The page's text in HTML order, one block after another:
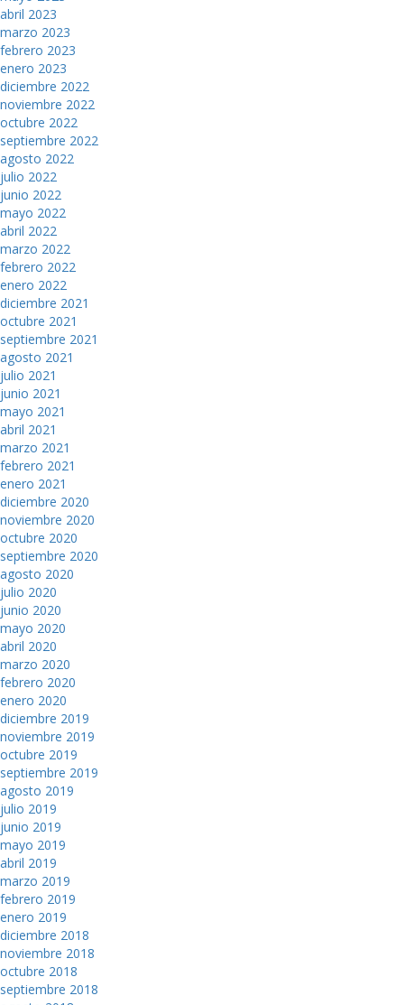
abril 2023
marzo 2023
febrero 2023
enero 2023
diciembre 2022
noviembre 2022
octubre 2022
septiembre 2022
agosto 2022
julio 2022
junio 2022
mayo 2022
abril 2022
marzo 2022
febrero 2022
enero 2022
diciembre 2021
octubre 2021
septiembre 2021
agosto 2021
julio 2021
junio 2021
mayo 2021
abril 2021
marzo 2021
febrero 2021
enero 2021
diciembre 2020
noviembre 2020
octubre 2020
septiembre 2020
agosto 2020
julio 2020
junio 2020
mayo 2020
abril 2020
marzo 2020
febrero 2020
enero 2020
diciembre 2019
noviembre 2019
octubre 2019
septiembre 2019
agosto 2019
julio 2019
junio 2019
mayo 2019
abril 2019
marzo 2019
febrero 2019
enero 2019
diciembre 2018
noviembre 2018
octubre 2018
septiembre 2018